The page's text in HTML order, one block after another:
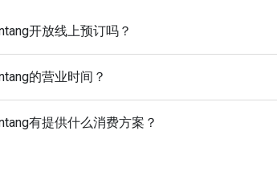
开放线上预订吗？
的营业时间？
有提供什么消费方案？